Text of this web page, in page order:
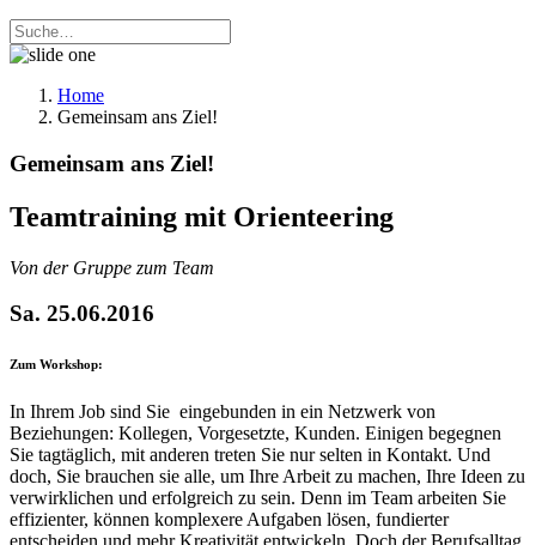
Home
Gemeinsam ans Ziel!
Gemeinsam ans Ziel!
Teamtraining mit Orienteering
Von der Gruppe zum Team
Sa. 25.06.2016
Zum Workshop:
In Ihrem Job sind Sie eingebunden in ein Netzwerk von
Beziehungen: Kollegen, Vorgesetzte, Kunden. Einigen begegnen
Sie tagtäglich, mit anderen treten Sie nur selten in Kontakt. Und
doch, Sie brauchen sie alle, um Ihre Arbeit zu machen, Ihre Ideen zu
verwirklichen und erfolgreich zu sein. Denn im Team arbeiten Sie
effizienter, können komplexere Aufgaben lösen, fundierter